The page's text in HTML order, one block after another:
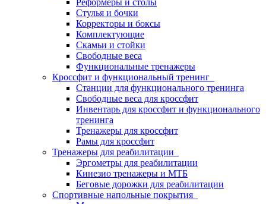
Реформеры и столы
Стулья и бочки
Корректоры и боксы
Комплектующие
Скамьи и стойки
Свободные веса
Функциональные тренажеры
Кроссфит и функциональный тренинг
Станции для функционального тренинга
Свободные веса для кроссфит
Инвентарь для кроссфит и функционального
тренинга
Тренажеры для кроссфит
Рамы для кроссфит
Тренажеры для реабилитации
Эргометры для реабилитации
Кинезио тренажеры и МТБ
Беговые дорожки для реабилитации
Спортивные напольные покрытия